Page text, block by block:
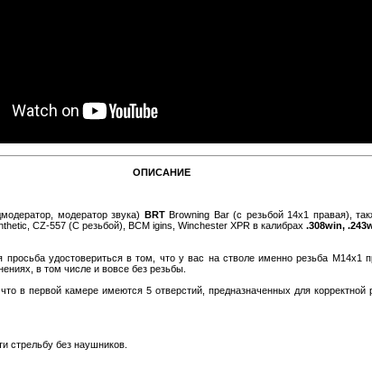
ОПИСАНИЕ
модератор звука) BRTBrowning Bar (с резьбой 14х1 правая),
CZ-557 (С резьбой), BCM igins, Winchester XPR в калибрах .308win,
просьба удостовериться в том, что у вас на стволе именно резьба М14х1
в том числе и вовсе без резьбы.
в первой камере имеются 5 отверстий, предназначенных для корректной
стрельбу без наушников.